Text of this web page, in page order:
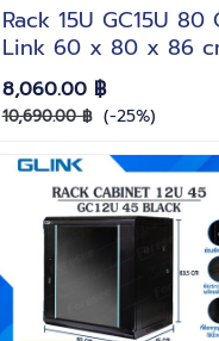
Rack 15U GC15U 80
Link 60 x 80 x 86
สีดำ(Black) (แถมฟรี!! ถ
1 ใบพัดลม 1 ชุด)
8,060.00 ฿
10,690.00 ฿ (-25%)